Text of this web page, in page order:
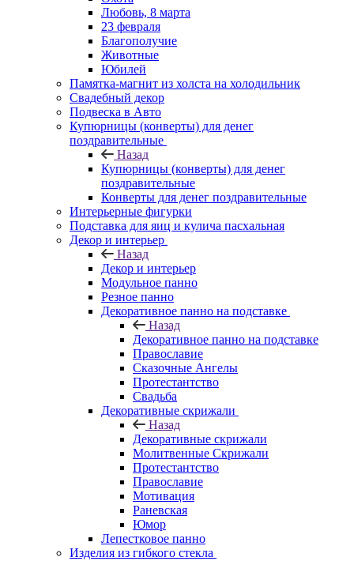
Любовь, 8 марта
23 февраля
Благополучие
Животные
Юбилей
Памятка-магнит из холста на холодильник
Свадебный декор
Подвеска в Авто
Купюрницы (конверты) для денег
поздравительные
Назад
Купюрницы (конверты) для денег
поздравительные
Конверты для денег поздравительные
Интерьерные фигурки
Подставка для яиц и кулича пасхальная
Декор и интерьер
Назад
Декор и интерьер
Модульное панно
Резное панно
Декоративное панно на подставке
Назад
Декоративное панно на подставке
Православие
Сказочные Ангелы
Протестантство
Свадьба
Декоративные скрижали
Назад
Декоративные скрижали
Молитвенные Скрижали
Протестантство
Православие
Мотивация
Раневская
Юмор
Лепестковое панно
Изделия из гибкого стекла